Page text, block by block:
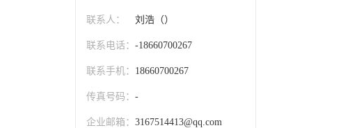
联系人： 刘浩（）
联系电话： -18660700267
联系手机： 18660700267
传真号码： -
企业邮箱： 3167514413@qq.com